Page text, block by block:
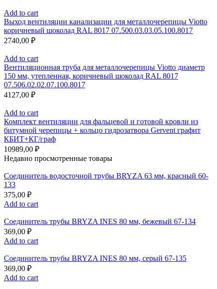
Add to cart
Выход вентиляции канализации для металлочерепицы Viotto
коричневый шоколад RAL 8017 07.500.03.03.05.100.8017
2740,00 ₽
Add to cart
Вентиляционная труба для металлочерепицы Viotto диаметр
150 мм, утепленная, коричневый шоколад RAL 8017
07.506.02.02.07.100.8017
4127,00 ₽
Add to cart
Комплект вентиляции для фальцевой и готовой кровли из
битумной черепицы + кольцо гидрозатвора Gervent графит
КБИТ+КГ/граф
10989,00 ₽
Недавно просмотренные товары
Соединитель водосточной трубы BRYZA 63 мм, краcный 60-
133
375,00 ₽
Add to cart
Соединитель трубы BRYZA INES 80 мм, бежевый 67-134
369,00 ₽
Add to cart
Соединитель трубы BRYZA INES 80 мм, серый 67-135
369,00 ₽
Add to cart